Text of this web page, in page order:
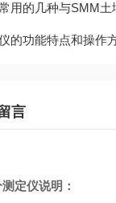
用的几种与SMM土
的功能特点和操作
言
定仪说明：